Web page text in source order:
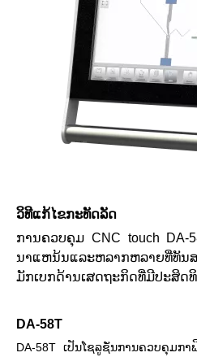
ວິທີແກ້ໄຂກະທັດລັດ
ການຄວບຄຸມ CNC touch
ນາແຫນ້ນແລະຫລາກຫລາຍທີ່ທັນ
ມັກເບກດ້ານເສດຖະກິດທີ່ມີປະສິດ
DA-58T
DA-58T ເປັນໂຊລູຊັ່ນການຄວບຄຸມກ